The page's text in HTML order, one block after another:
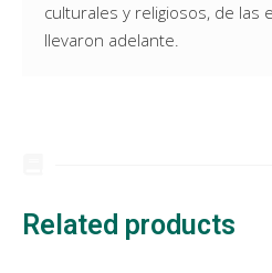
culturales y religiosos, de las
llevaron adelante.
Related products